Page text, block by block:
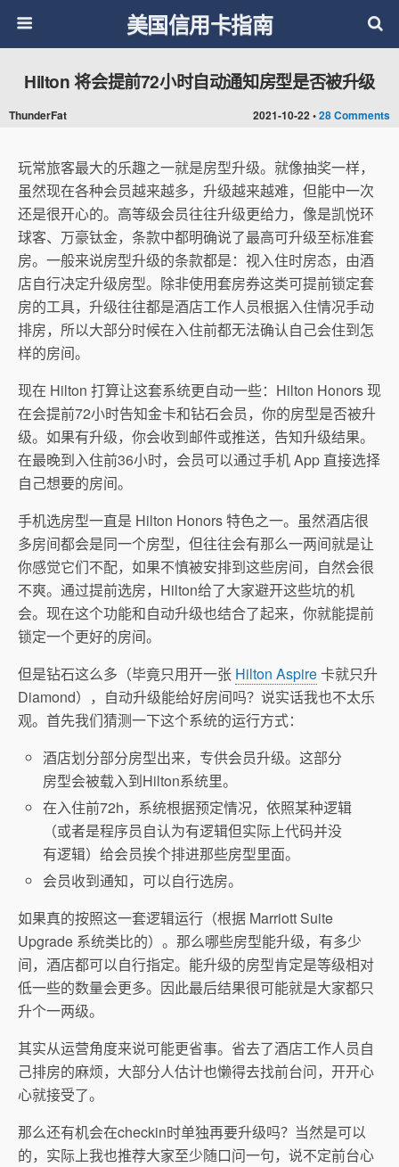
美国信用卡指南
2021-10-22 •28 Comments
Hilton 将会提前72小时自动通知房型是否被升级
ThunderFat
玩常旅客最大的乐趣之一就是房型升级。就像抽奖一样，
虽然现在各种会员越来越多，升级越来越难，但能中一次
还是很开心的。高等级会员往往升级更给力，像是凯悦环
球客、万豪钛金，条款中都明确说了最高可升级至标准套
房。一般来说房型升级的条款都是：视入住时房态，由酒
店自行决定升级房型。除非使用套房券这类可提前锁定套
房的工具，升级往往都是酒店工作人员根据入住情况手动
排房，所以大部分时候在入住前都无法确认自己会住到怎
样的房间。
现在 Hilton 打算让这套系统更自动一些：Hilton Honors 现
在会提前72小时告知金卡和钻石会员，你的房型是否被升
级。如果有升级，你会收到邮件或推送，告知升级结果。
在最晚到入住前36小时，会员可以通过手机 App 直接选择
自己想要的房间。
手机选房型一直是 Hilton Honors 特色之一。虽然酒店很
多房间都会是同一个房型，但往往会有那么一两间就是让
你感觉它们不配，如果不慎被安排到这些房间，自然会很
不爽。通过提前选房，Hilton给了大家避开这些坑的机
会。现在这个功能和自动升级也结合了起来，你就能提前
锁定一个更好的房间。
但是钻石这么多（毕竟只用开一张 Hilton Aspire卡就只升
Diamond），自动升级能给好房间吗？说实话我也不太乐
观。首先我们猜测一下这个系统的运行方式：
酒店划分部分房型出来，专供会员升级。这部分
房型会被载入到Hilton系统里。
在入住前72h，系统根据预定情况，依照某种逻辑
（或者是程序员自认为有逻辑但实际上代码并没
有逻辑）给会员挨个排进那些房型里面。
会员收到通知，可以自行选房。
如果真的按照这一套逻辑运行（根据 Marriott Suite
Upgrade 系统类比的）。那么哪些房型能升级，有多少
间，酒店都可以自行指定。能升级的房型肯定是等级相对
低一些的数量会更多。因此最后结果很可能就是大家都只
升个一两级。
其实从运营角度来说可能更省事。省去了酒店工作人员自
己排房的麻烦，大部分人估计也懒得去找前台问，开开心
心就接受了。
那么还有机会在checkin时单独再要升级吗？当然是可以
的，实际上我也推荐大家至少随口问一句，说不定前台心